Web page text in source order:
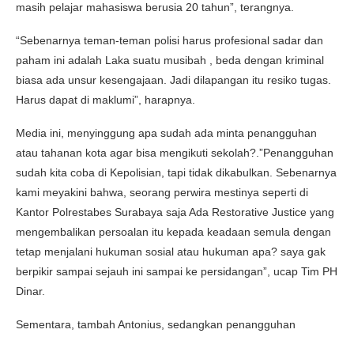
masih pelajar mahasiswa berusia 20 tahun”, terangnya.
“Sebenarnya teman-teman polisi harus profesional sadar dan
paham ini adalah Laka suatu musibah , beda dengan kriminal
biasa ada unsur kesengajaan. Jadi dilapangan itu resiko tugas.
Harus dapat di maklumi”, harapnya.
Media ini, menyinggung apa sudah ada minta penangguhan
atau tahanan kota agar bisa mengikuti sekolah?.”Penangguhan
sudah kita coba di Kepolisian, tapi tidak dikabulkan. Sebenarnya
kami meyakini bahwa, seorang perwira mestinya seperti di
Kantor Polrestabes Surabaya saja Ada Restorative Justice yang
mengembalikan persoalan itu kepada keadaan semula dengan
tetap menjalani hukuman sosial atau hukuman apa? saya gak
berpikir sampai sejauh ini sampai ke persidangan”, ucap Tim PH
Dinar.
Sementara, tambah Antonius, sedangkan penangguhan